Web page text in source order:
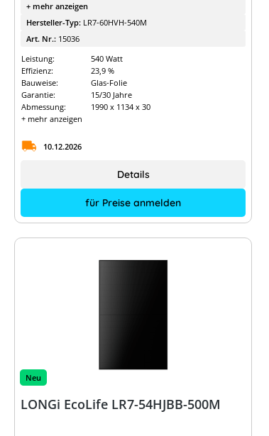
+ mehr anzeigen
Hersteller-Typ: LR7-60HVH-540M
Art. Nr.: 15036
Leistung:
540 Watt
Effizienz:
23,9 %
Bauweise:
Glas-Folie
Garantie:
15/30 Jahre
Abmessung:
1990 x 1134 x 30
+ mehr anzeigen
10.12.2026
für Preise anmelden
Details
Neu
LONGi EcoLife LR7-54HJBB-500M